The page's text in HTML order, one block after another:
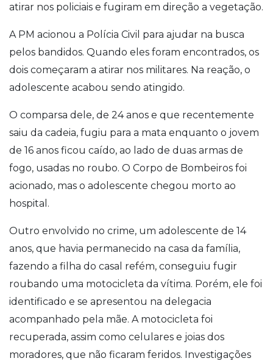
atirar nos policiais e fugiram em direção a vegetação.
A PM acionou a Polícia Civil para ajudar na busca
pelos bandidos. Quando eles foram encontrados, os
dois começaram a atirar nos militares. Na reação, o
adolescente acabou sendo atingido.
O comparsa dele, de 24 anos e que recentemente
saiu da cadeia, fugiu para a mata enquanto o jovem
de 16 anos ficou caído, ao lado de duas armas de
fogo, usadas no roubo. O Corpo de Bombeiros foi
acionado, mas o adolescente chegou morto ao
hospital.
Outro envolvido no crime, um adolescente de 14
anos, que havia permanecido na casa da família,
fazendo a filha do casal refém, conseguiu fugir
roubando uma motocicleta da vítima. Porém, ele foi
identificado e se apresentou na delegacia
acompanhado pela mãe. A motocicleta foi
recuperada, assim como celulares e joias dos
moradores, que não ficaram feridos. Investigações